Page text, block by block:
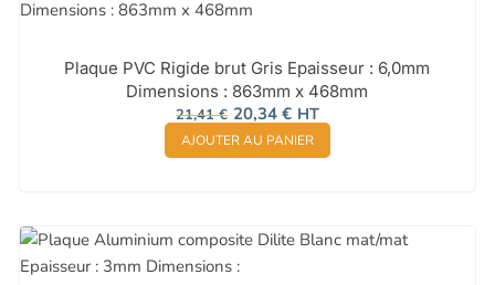
Plaque PVC Rigide brut Gris Epaisseur : 6,0mm
Dimensions : 863mm x 468mm
21,41€ Le
prix
initial
était :
20,34 €Le
prix
actuel
est :
HT
AJOUTER AU PANIER